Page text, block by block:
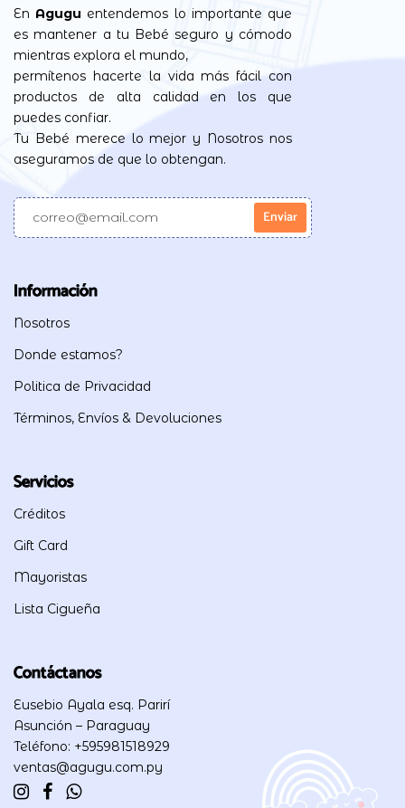
En Agugu entendemos lo importante que
es mantener a tu Bebé seguro y cómodo
mientras explora el mundo,
permítenos hacerte la vida más fácil con
productos de alta calidad en los que
puedes confiar.
Tu Bebé merece lo mejor y Nosotros nos
aseguramos de que lo obtengan.
Información
Nosotros
Donde estamos?
Politica de Privacidad
Términos, Envíos & Devoluciones
Servicios
Créditos
Gift Card
Mayoristas
Lista Cigueña
Contáctanos
Eusebio Ayala esq. Parirí
Asunción – Paraguay
Teléfono: +595981518929
ventas@agugu.com.py